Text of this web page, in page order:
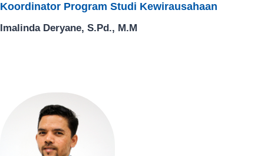
Koordinator Program Studi Kewirausahaan
Imalinda Deryane, S.Pd., M.M